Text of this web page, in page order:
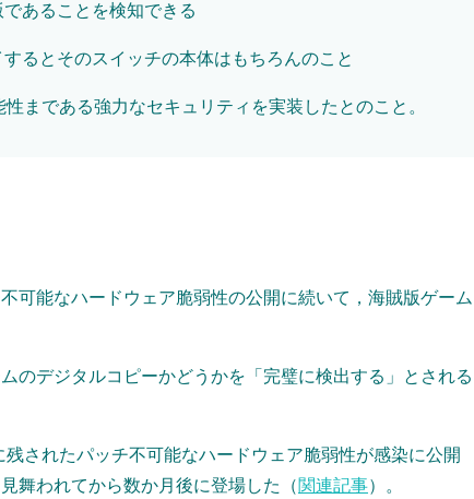
あることを検知できる
るとそのスイッチの本体はもちろんのこと
まである強力なセキュリティを実装したとのこと。
可能なハードウェア脆弱性の公開に続いて，海賊版ゲーム
のデジタルコピーかどうかを「完璧に検出する」とされる
されたパッチ不可能なハードウェア脆弱性が感染に公開
舞われてから数か月後に登場した（関連記事）。